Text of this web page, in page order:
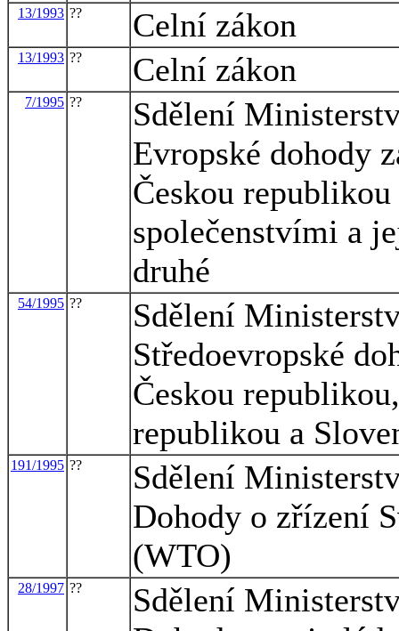
13/1993 ?? Celní zákon
13/1993 ?? Celní zákon
7/1995 ??
Sdělení
Evropské dohody
Českou
společenstvími a
druhé
54/1995 ??
Sdělení
Středoevropské
Českou
republikou a
191/1995 ??
Sdělení
Dohody o zřízení
(WTO)
28/1997 ??
Sdělení